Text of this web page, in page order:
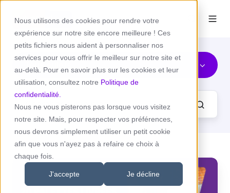
Nous utilisons des cookies pour rendre votre
expérience sur notre site encore meilleure ! Ces
petits fichiers nous aident à personnaliser nos
services pour vous offrir le meilleur sur notre site et
au-delà. Pour en savoir plus sur les cookies et leur
utilisation, consultez notre Politique de
confidentialité.
Nous ne vous pisterons pas lorsque vous visitez
notre site. Mais, pour respecter vos préférences,
nous devrons simplement utiliser un petit cookie
afin que vous n'ayez pas à refaire ce choix à
chaque fois.
J'accepte Je décline
Tous sujets
Pourquoi
transporteur